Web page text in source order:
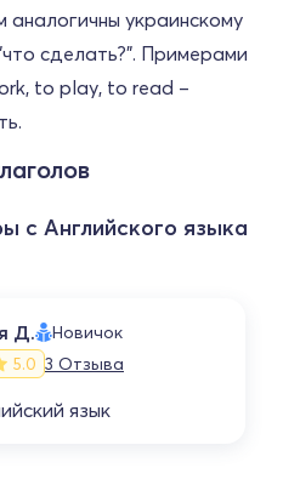
аналогичны украинскому
сделать?". Примерами
to play, to read –
с Английского языка
Д. Новичок
5.0 3 Отзыва
язык